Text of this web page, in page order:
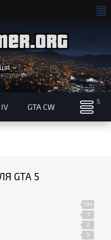
IV GTA CW
GTA 5
134
7
2
9